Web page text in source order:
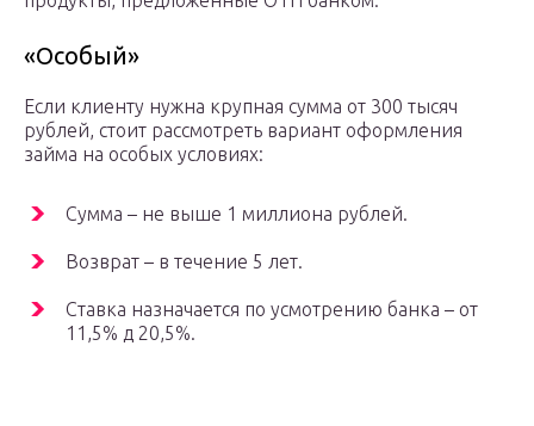
«Особый»
Если клиенту нужна крупная сумма от 300 тысяч
рублей, стоит рассмотреть вариант оформления
займа на особых условиях:
Сумма – не выше 1 миллиона рублей.
Возврат – в течение 5 лет.
Ставка назначается по усмотрению банка – от
11,5% д 20,5%.